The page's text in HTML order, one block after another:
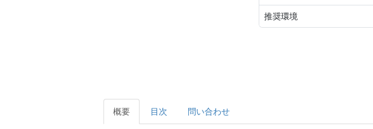
推奨環境
概要 目次 問い合わせ